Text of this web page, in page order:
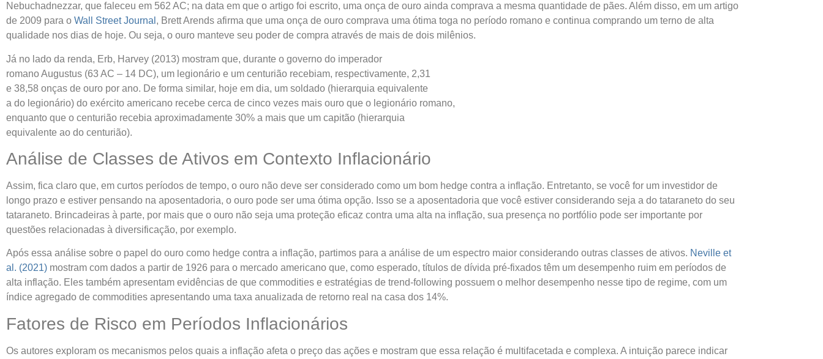
Nebuchadnezzar, que faleceu em 562 AC; na data em que o artigo foi escrito, uma onça de ouro ainda comprava a mesma quantidade de pães. Além disso, em um artigo
de 2009 para o Wall Street Journal , Brett Arends afirma que uma onça de ouro comprava uma ótima toga no período romano e continua comprando um terno de alta
qualidade nos dias de hoje. Ou seja, o ouro manteve seu poder de compra através de mais de dois milênios.
Já no lado da renda, Erb, Harvey (2013) mostram que, durante o governo do imperador
romano Augustus (63 AC – 14 DC), um legionário e um centurião recebiam, respectivamente, 2,31
e 38,58 onças de ouro por ano. De forma similar, hoje em dia, um soldado (hierarquia equivalente
a do legionário) do exército americano recebe cerca de cinco vezes mais ouro que o legionário romano,
enquanto que o centurião recebia aproximadamente 30% a mais que um capitão (hierarquia
equivalente ao do centurião).
Análise de Classes de Ativos em Contexto Inflacionário
Assim, fica claro que, em curtos períodos de tempo, o ouro não deve ser considerado como um bom hedge contra a inflação. Entretanto, se você for um investidor de
longo prazo e estiver pensando na aposentadoria, o ouro pode ser uma ótima opção. Isso se a aposentadoria que você estiver considerando seja a do tataraneto do seu
tataraneto. Brincadeiras à parte, por mais que o ouro não seja uma proteção eficaz contra uma alta na inflação, sua presença no portfólio pode ser importante por
questões relacionadas à diversificação, por exemplo.
Após essa análise sobre o papel do ouro como hedge contra a inflação, partimos para a análise de um espectro maior considerando outras classes de ativos. Neville et
al. (2021) mostram com dados a partir de 1926 para o mercado americano que, como esperado, títulos de dívida pré-fixados têm um desempenho ruim em períodos de
alta inflação. Eles também apresentam evidências de que commodities e estratégias de trend-following possuem o melhor desempenho nesse tipo de regime, com um
índice agregado de commodities apresentando uma taxa anualizada de retorno real na casa dos 14%​​.
Fatores de Risco em Períodos Inflacionários
Os autores exploram os mecanismos pelos quais a inflação afeta o preço das ações e mostram que essa relação é multifacetada e complexa. A intuição parece indicar